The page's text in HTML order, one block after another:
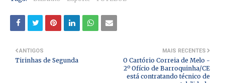
MAIS RECENTES
O Cartório Correia de Melo -
2º Ofício de Barroquinha/CE
está contratando técnico de
ANTIGOS
Tirinhas de Segunda